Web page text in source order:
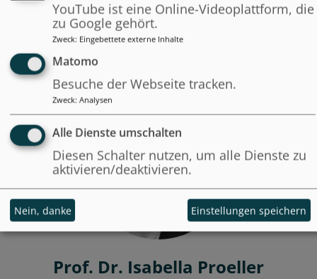
Lehrende
Prof. Dr. Isabella Proeller
YouTube ist eine Online-Videoplattform, die
zu Google gehört.
Zweck: Eingebettete externe Inhalte
Matomo
Besuche der Webseite tracken.
Zweck: Analysen
Alle Dienste umschalten
Diesen Schalter nutzen, um alle Dienste zu
aktivieren/deaktivieren.
Nein, danke Einstellungen speichern